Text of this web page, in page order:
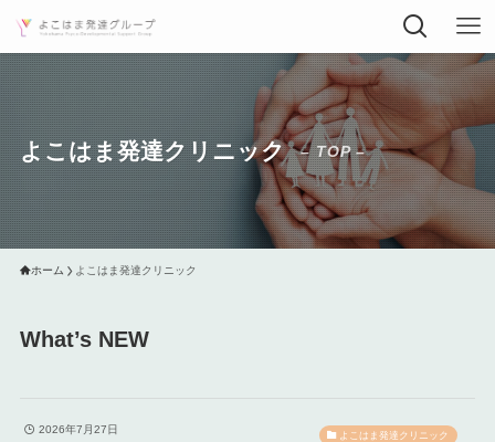
よこはま発達クリニック – TOP –
ホーム よこはま発達クリニック
What’s NEW
2026年7月27日 よこはま発達クリニック